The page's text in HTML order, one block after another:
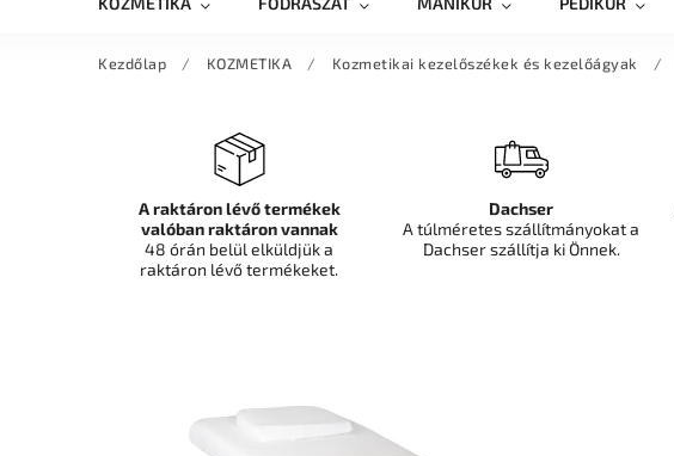
Kezdőlap / KOZMETIKA / Kozmetikai kezelőszékek és kezelőágyak /
A raktáron lévő termékek
valóban raktáron vannak
48 órán belül elküldjük a
raktáron lévő termékeket.
Dachser
A túlméretes szállítmányokat a
Dachser szállítja ki Önnek.